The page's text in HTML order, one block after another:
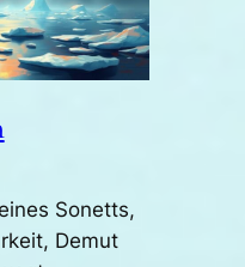
Sonetts,
Demut